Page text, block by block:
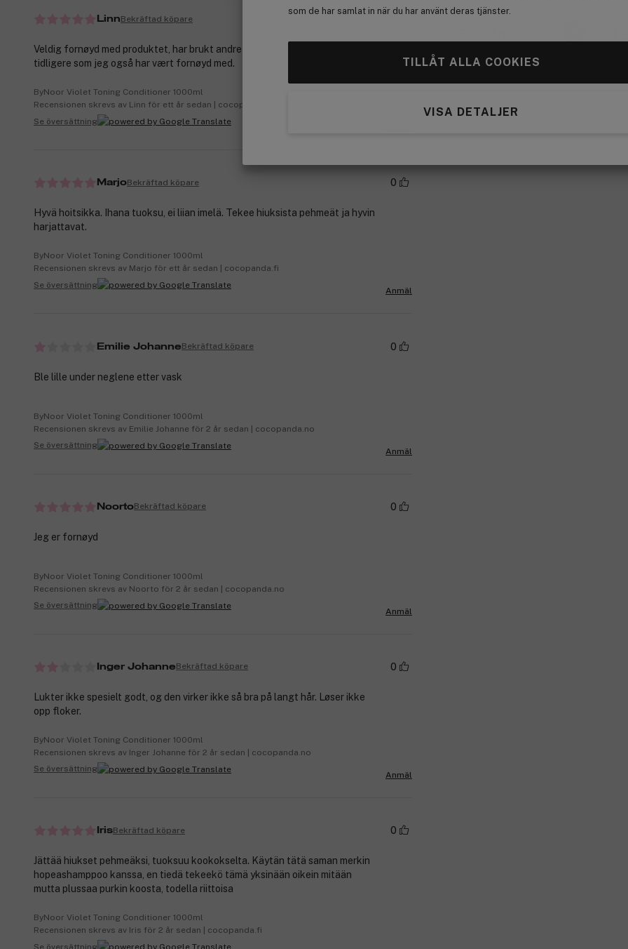
som de har samlat in när du har använt deras tjänster.
TILLÅT ALLA COOKIES
VISA DETALJER
LinnBekräftad köpare
Veldig fornøyd med produktet, har brukt andre produkter fra ByNoor
tidligere som jeg også har vært fornøyd med.
ByNoor Violet Toning Conditioner 1000ml
Recensionen skrevs av Linn för ett år sedan | cocopanda.no
Se översättning
MarjoBekräftad köpare 0
Hyvä hoitsikka. Ihana tuoksu, ei liian imelä. Tekee hiuksista pehmeät ja hyvin
harjattavat.
ByNoor Violet Toning Conditioner 1000ml
Recensionen skrevs av Marjo för ett år sedan | cocopanda.fi
Se översättning
Anmäl
Emilie JohanneBekräftad köpare 0
Ble lille under neglene etter vask
ByNoor Violet Toning Conditioner 1000ml
Recensionen skrevs av Emilie Johanne för 2 år sedan | cocopanda.no
Se översättning
Anmäl
NoortoBekräftad köpare 0
Jeg er fornøyd
ByNoor Violet Toning Conditioner 1000ml
Recensionen skrevs av Noorto för 2 år sedan | cocopanda.no
Se översättning
Anmäl
Inger JohanneBekräftad köpare 0
Lukter ikke spesielt godt, og den virker ikke så bra på langt hår. Løser ikke
opp floker.
ByNoor Violet Toning Conditioner 1000ml
Recensionen skrevs av Inger Johanne för 2 år sedan | cocopanda.no
Se översättning
Anmäl
IrisBekräftad köpare 0
Jättää hiukset pehmeäksi, tuoksuu kookokselta. Käytän tätä saman merkin
hopeashamppoo kanssa, en tiedä tekeekö tämä yksinään oikein mitään
mutta plussaa purkin koosta, todella riittoisa
ByNoor Violet Toning Conditioner 1000ml
Recensionen skrevs av Iris för 2 år sedan | cocopanda.fi
Se översättning